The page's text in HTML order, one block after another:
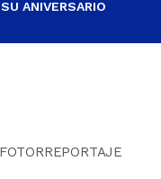
ANIVERSARIO